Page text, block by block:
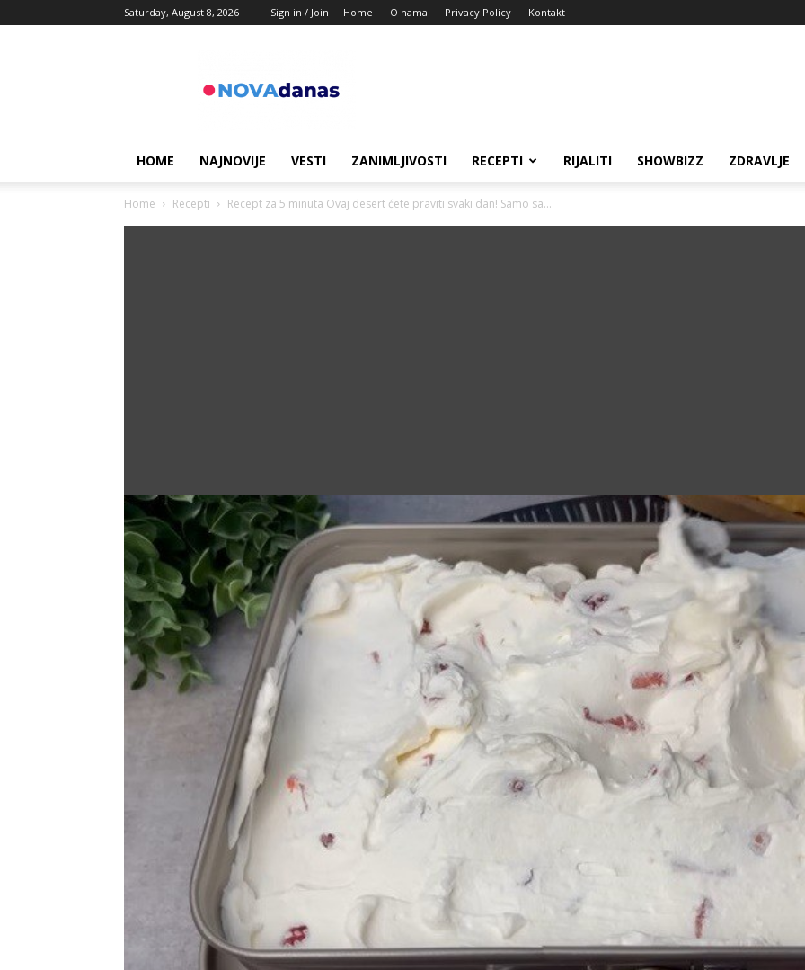
Saturday, August 8, 2026 Sign in / Join Home O nama Privacy Policy Kontakt
HOME NAJNOVIJE VESTI ZANIMLJIVOSTI RECEPTI RIJALITI SHOWBIZZ ZDRAVLJE
Home Recepti Recept za 5 minuta Ovaj desert ćete praviti svaki dan! Samo sa...